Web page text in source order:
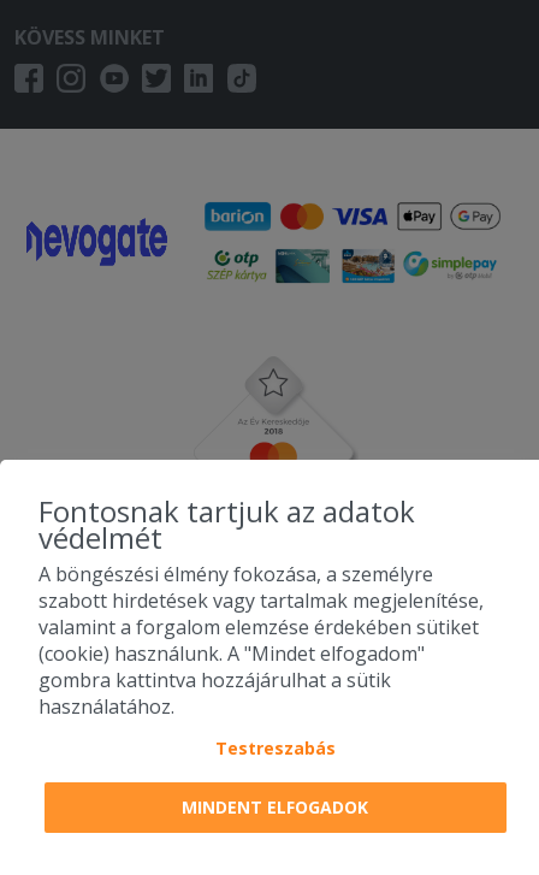
KÖVESS MINKET
2010-2026 Copyright - Falatozz.hu - Diston-line Kft.
Pizza, gyros, hamburger, menük kedvező áron, egy helyen az összes
étterem ajánlata.
Fontosnak tartjuk az adatok
védelmét
A böngészési élmény fokozása, a személyre
szabott hirdetések vagy tartalmak megjelenítése,
valamint a forgalom elemzése érdekében sütiket
(cookie) használunk. A "Mindet elfogadom"
gombra kattintva hozzájárulhat a sütik
használatához.
Testreszabás
MINDENT ELFOGADOK